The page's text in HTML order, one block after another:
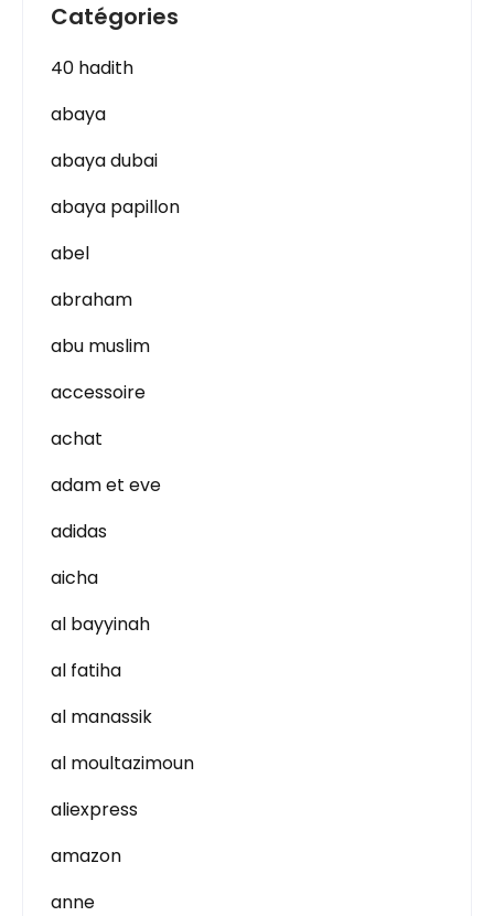
Catégories
40 hadith
abaya
abaya dubai
abaya papillon
abel
abraham
abu muslim
accessoire
achat
adam et eve
adidas
aicha
al bayyinah
al fatiha
al manassik
al moultazimoun
aliexpress
amazon
anne